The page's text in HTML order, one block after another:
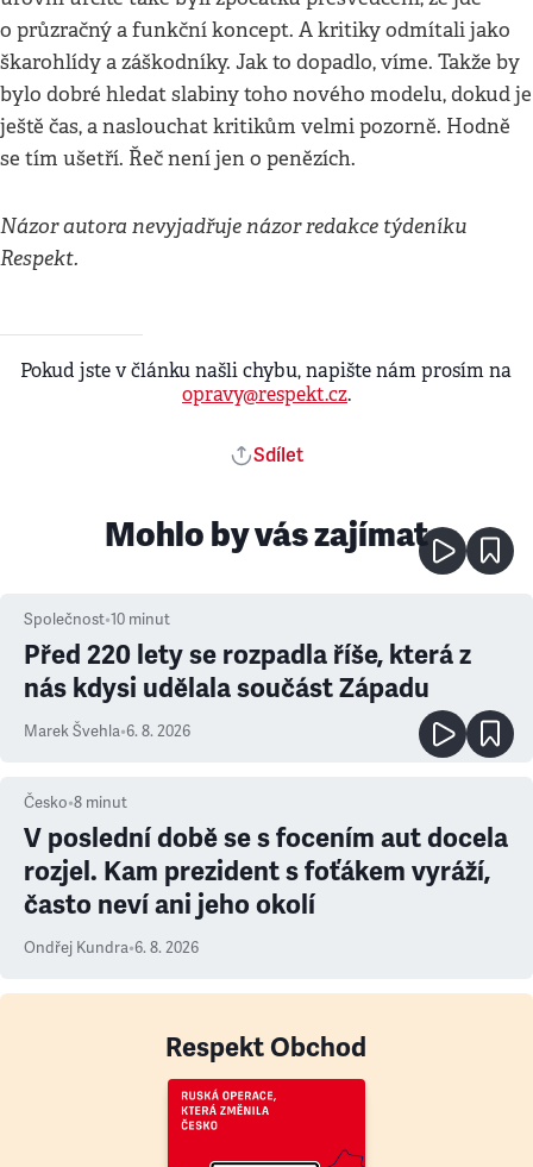
o průzračný a funkční koncept. A kritiky odmítali jako
škarohlídy a záškodníky. Jak to dopadlo, víme. Takže by
bylo dobré hledat slabiny toho nového modelu, dokud je
ještě čas, a naslouchat kritikům velmi pozorně. Hodně
se tím ušetří. Řeč není jen o penězích.
Názor autora nevyjadřuje názor redakce týdeníku
Respekt.
Pokud jste v článku našli chybu, napište nám prosím na
opravy@respekt.cz.
Sdílet
Mohlo by vás zajímat
Společnost•10 minut
Před 220 lety se rozpadla říše, která z
nás kdysi udělala součást Západu
Marek Švehla•6. 8. 2026
Česko•8 minut
V poslední době se s focením aut docela
rozjel. Kam prezident s foťákem vyráží,
často neví ani jeho okolí
Ondřej Kundra•6. 8. 2026
Respekt Obchod